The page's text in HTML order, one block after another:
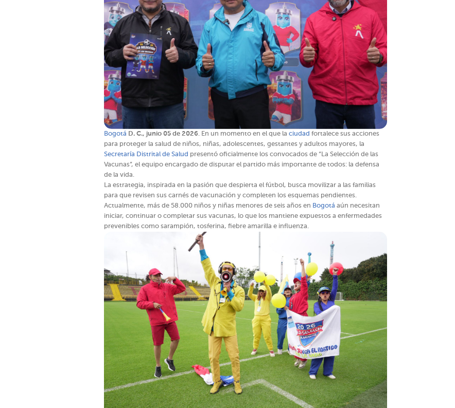
Bogotá D. C., junio 05 de 2026. En un momento en el que la ciudad fortalece sus acciones
para proteger la salud de niños, niñas, adolescentes, gestantes y adultos mayores, la
Secretaría Distrital de Salud presentó oficialmente los convocados de “La Selección de las
Vacunas”, el equipo encargado de disputar el partido más importante de todos: la defensa
de la vida.
La estrategia, inspirada en la pasión que despierta el fútbol, busca movilizar a las familias
para que revisen sus carnés de vacunación y completen los esquemas pendientes.
Actualmente, más de 58.000 niños y niñas menores de seis años en Bogotá aún necesitan
iniciar, continuar o completar sus vacunas, lo que los mantiene expuestos a enfermedades
prevenibles como sarampión, tosferina, fiebre amarilla e influenza.